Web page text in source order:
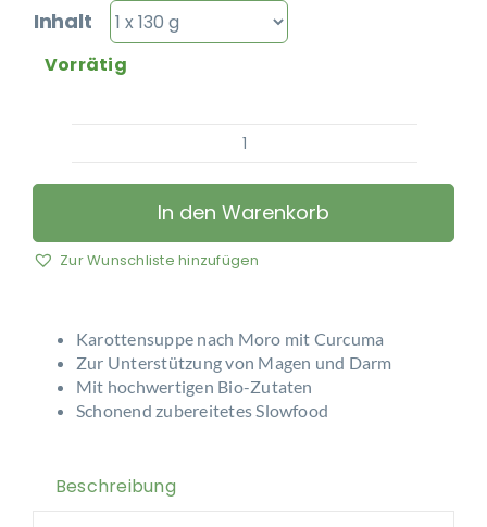
Inhalt
Vorrätig
LILA
LOVES
IT
Bio-
Moro
Menge
In den Warenkorb
Zur Wunschliste hinzufügen
Karottensuppe nach Moro mit Curcuma
Zur Unterstützung von Magen und Darm
Mit hochwertigen Bio-Zutaten
Schonend zubereitetes Slowfood
Beschreibung